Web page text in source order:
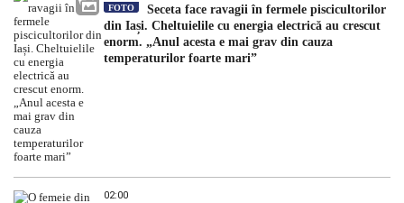
FOTO
Seceta face ravagii în fermele piscicultorilor
din Iași. Cheltuielile cu energia electrică au crescut
enorm. „Anul acesta e mai grav din cauza
temperaturilor foarte mari”
02:00